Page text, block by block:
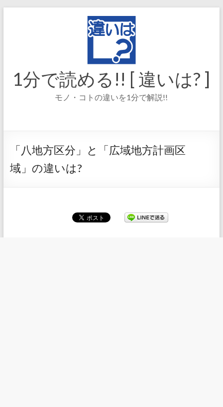
1分で読める!! [ 違いは? ]
モノ・コトの違いを1分で解説!!
「八地方区分」と「広域地方計画区
域」の違いは?